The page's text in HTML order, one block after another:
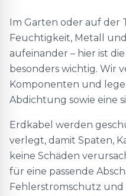
Im Garten oder auf der
Feuchtigkeit, Metall
aufeinander – hier ist
besonders wichtig. Wir
Komponenten und
Abdichtung sowie eine
Erdkabel werden
verlegt, damit Spaten,
keine Schäden
für eine passende
Fehlerstromschutz